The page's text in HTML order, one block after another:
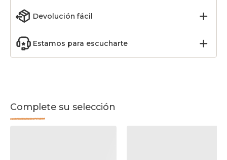
Devolución fácil
Estamos para escucharte
Complete su selección